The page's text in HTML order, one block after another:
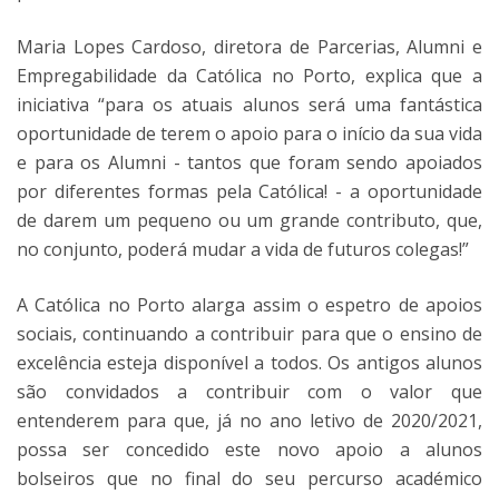
Maria Lopes Cardoso, diretora de Parcerias, Alumni e
Empregabilidade da Católica no Porto, explica que a
iniciativa “para os atuais alunos será uma fantástica
oportunidade de terem o apoio para o início da sua vida
e para os Alumni - tantos que foram sendo apoiados
por diferentes formas pela Católica! - a oportunidade
de darem um pequeno ou um grande contributo, que,
no conjunto, poderá mudar a vida de futuros colegas!”
A Católica no Porto alarga assim o espetro de apoios
sociais, continuando a contribuir para que o ensino de
excelência esteja disponível a todos. Os antigos alunos
são convidados a contribuir com o valor que
entenderem para que, já no ano letivo de 2020/2021,
possa ser concedido este novo apoio a alunos
bolseiros que no final do seu percurso académico